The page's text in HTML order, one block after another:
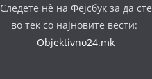
Следете нè на Фејсбук за да сте
во тек со најновите вести:
Objektivno24.mk